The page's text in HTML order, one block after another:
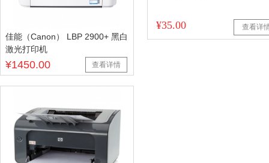
佳能（Canon） LBP 2900+ 黑白
激光打印机
¥1450.00 查看详情
¥35.00 查看详